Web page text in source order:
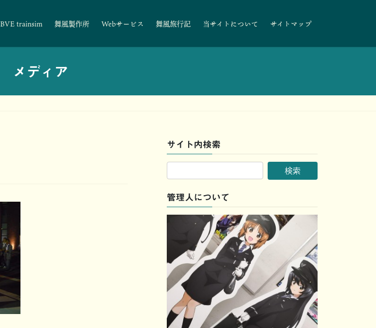
BVE trainsim 舞風製作所 Webサービス 舞風旅行記 当サイトについて サイトマップ
メディア
サイト内検索
管理人について